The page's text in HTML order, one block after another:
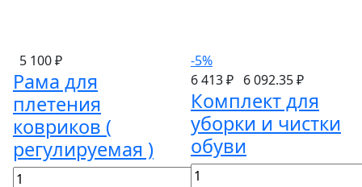
5 100 ₽
Рама для
плетения
ковриков (
регулируемая )
-5%
6 413 ₽ 6 092.35 ₽
Комплект для
уборки и чистки
обуви